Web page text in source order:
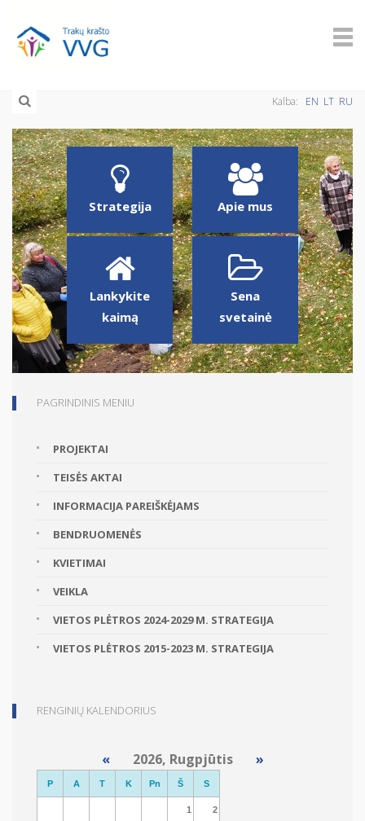
Kalba: EN LT RU
Strategija Apie mus
Lankykite
kaimą
Sena
svetainė
PAGRINDINIS MENIU
PROJEKTAI
TEISĖS AKTAI
INFORMACIJA PAREIŠKĖJAMS
BENDRUOMENĖS
KVIETIMAI
VEIKLA
VIETOS PLĖTROS 2024-2029 M. STRATEGIJA
VIETOS PLĖTROS 2015-2023 M. STRATEGIJA
RENGINIŲ KALENDORIUS
«2026, Rugpjūtis »
P A T K Pn Š S
1 2